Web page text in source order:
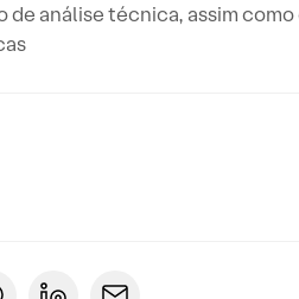
análise técnica, assim